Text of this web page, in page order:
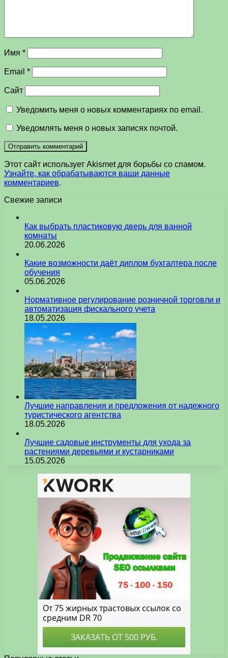
Имя *
Email *
Сайт
Уведомить меня о новых комментариях по email.
Уведомлять меня о новых записях почтой.
Этот сайт использует Akismet для борьбы со спамом.
Узнайте, как обрабатываются ваши данные
комментариев.
Свежие записи
Как выбрать пластиковую дверь для ванной
комнаты
20.06.2026
Какие возможности даёт диплом бухгалтера после
обучения
05.06.2026
Нормативное регулирование розничной торговли и
автоматизация фискального учета
18.05.2026
Лучшие направления и предложения от надежного
туристического агентства
18.05.2026
Лучшие садовые инструменты для ухода за
растениями деревьями и кустарниками
15.05.2026